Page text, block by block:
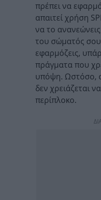
πρέπει να
απαιτεί χρήση
να το
του σώματός σου
εφαρμόζεις,
πράγματα που
υπόψη. Ωστόσο,
δεν χρειάζεται
περίπλοκο.